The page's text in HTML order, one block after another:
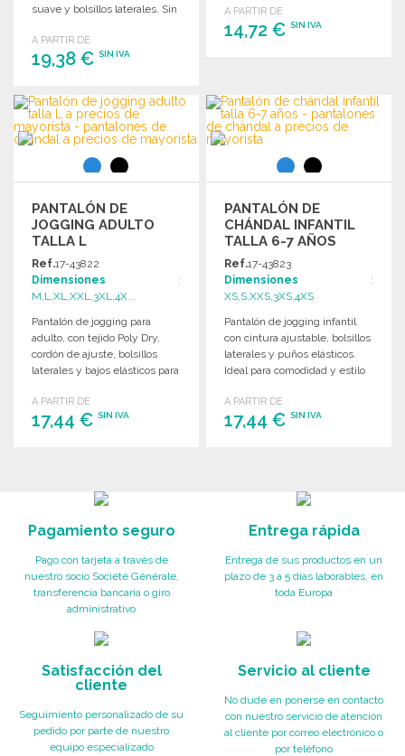
suave y bolsillos laterales. Sin
A PARTIR DE
19,38 € SIN IVA
PEDIR
Solicitar un presupuesto
A PARTIR DE
14,72 €SIN IVA
Solicitar un presupuesto
PANTALÓN DE
JOGGING ADULTO
TALLA L
Ref.17-43822
Dimensiones :
M,L,XL,XXL,3XL,4X...
Pantalón de jogging para
adulto, con tejido Poly Dry,
cordón de ajuste, bolsillos
laterales y bajos elásticos para
A PARTIR DE
17,44 € SIN IVA
PANTALÓN DE
CHÁNDAL INFANTIL
TALLA 6-7 AÑOS
Ref.17-43823
Dimensiones :
XS,S,XXS,3XS,4XS
Pantalón de jogging infantil
con cintura ajustable, bolsillos
laterales y puños elásticos.
Ideal para comodidad y estilo
A PARTIR DE
17,44 €SIN IVA
Pagamiento seguro
Pago con tarjeta a través de
nuestro socio Société Générale,
transferencia bancaria o giro
administrativo
Entrega rápida
Entrega de sus productos en un
plazo de 3 a 5 días laborables, en
toda Europa
Satisfacción del
cliente
Seguimiento personalizado de su
pedido por parte de nuestro
equipo especializado
Servicio al cliente
No dude en ponerse en contacto
con nuestro servicio de atención
al cliente por correo electrónico o
por teléfono